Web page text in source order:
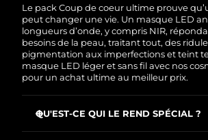
FOREO. Cela signifie que si vous
problèmes avec votre appareil
de garantie limitée, FOREO vous
dernier gratuitement.
Le pack Coup de coeur ultime prouve
peut changer une vie. Un masque LED
longueurs d’onde, y compris NIR,
besoins de la peau, traitant tout, des
pigmentation aux imperfections et teint
masque LED léger et sans fil avec nos
pour un achat ultime au meilleur prix.
QU'EST-CE QUI LE REND SPÉCIAL ?